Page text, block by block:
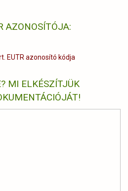
AZONOSÍTÓJA:
MI ELKÉSZÍTJÜK